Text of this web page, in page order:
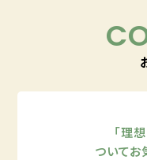
「理
ついてお